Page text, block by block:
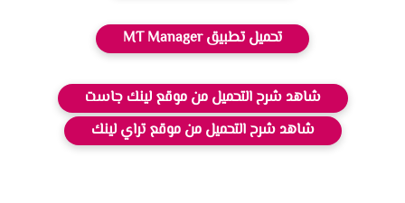
تحميل تطبيق MT Manager
شاهد شرح التحميل من موقع لينك جاست
شاهد شرح التحميل من موقع تراي لينك